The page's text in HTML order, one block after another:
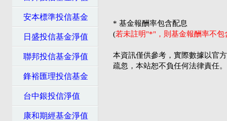
安本標準投信基金
日盛投信基金淨值
聯邦投信基金淨值
鋒裕匯理投信基金
台中銀投信淨值
康和期經基金淨值
* 基金報酬率包含配息
(若未註明"*"，則基金報酬率不
本資訊僅供參考，實際數據以官
疏忽，本站恕不負任何法律責任。